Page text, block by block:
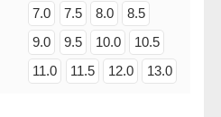
7.0 7.5 8.0
8.5
9.0
9.5 10.0
10.5
11.0
11.5 12.0 13.0